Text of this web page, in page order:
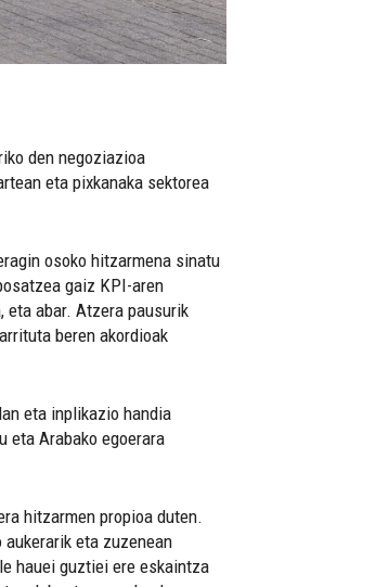
den negoziazioa
eta pixkanaka sektorea
osoko hitzarmena sinatu
gaiz KPI-aren
eta abar. Atzera pausurik
beren akordioak
eta inplikazio handia
eta Arabako egoerara
hitzarmen propioa duten.
eta zuzenean
hauei guztiei ere eskaintza